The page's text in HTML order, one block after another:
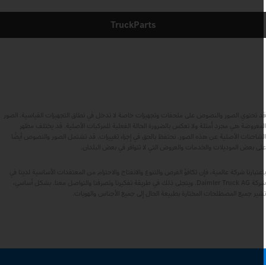
TruckParts
تحتوي الصور والنصوص على ملحقات وتجهيزات خاصة لا تدخل في نطاق التجهيزات القياسية. الصور
هي مجرد أمثلة ولا تعكس بالضرورة الحالة الفعلية للمركبات الأصلية. قد يختلف مظهر
الأصلية عن هذه الصور. نحتفظ بالحق في إجراء تغييرات. قد تشتمل الصور والنصوص أيضًا
بعض الموديلات والخدمات والعروض التي لا تتوافر في بعض البلدان.
شركة عالمية، فإن تكافؤ الفرص والتنوع والانفتاح والاحترام من المعتقدات الأساسية لدينا في
جميع المصطلحات المختارة بطبيعة الحال إلى جميع الأجناس والهويات.